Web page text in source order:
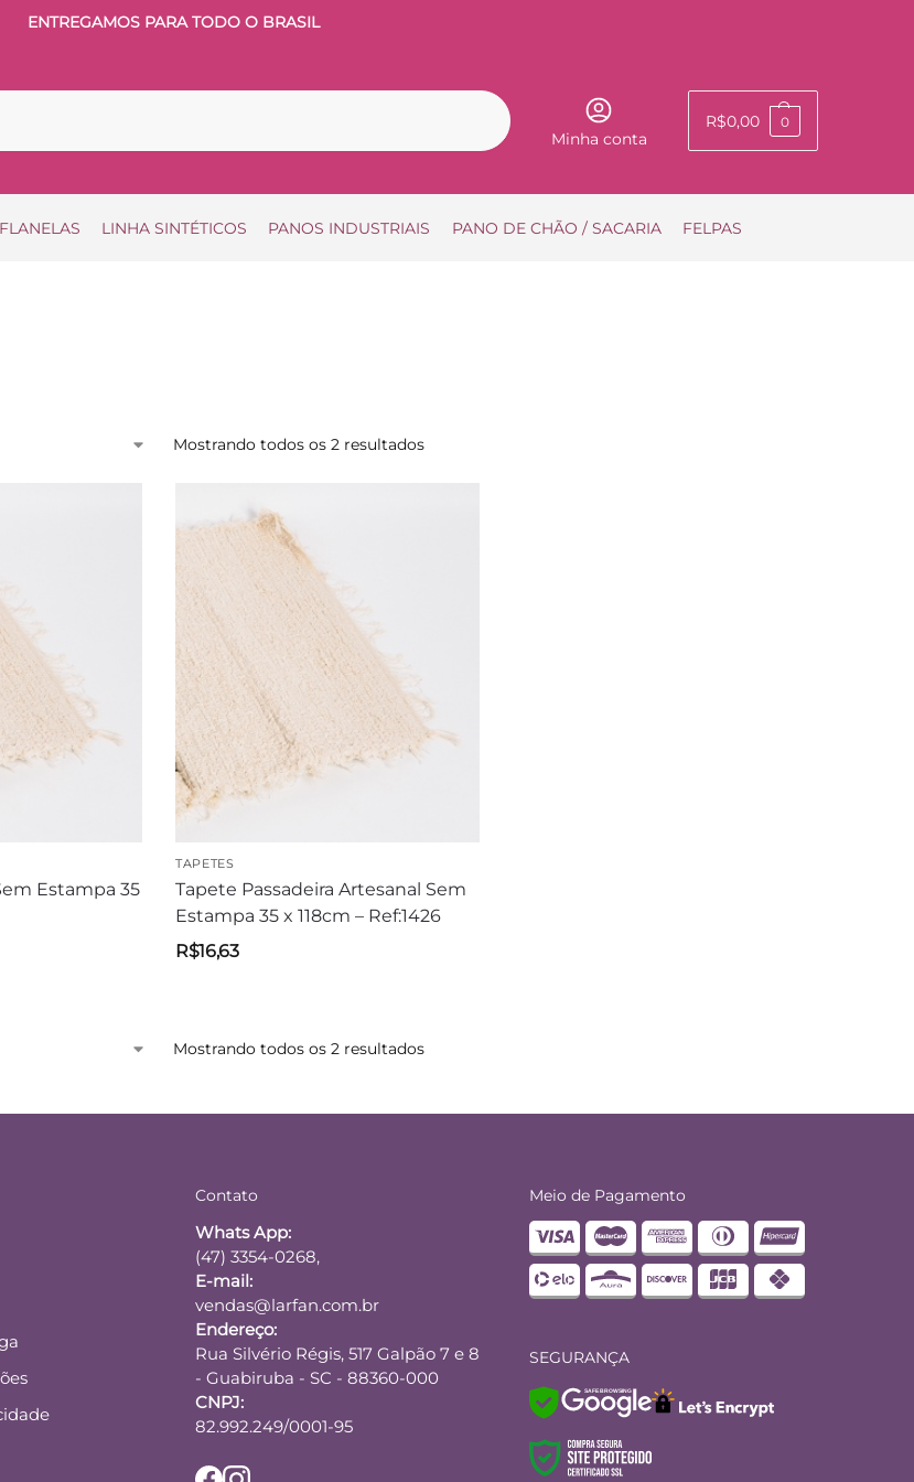
ENTREGAMOS PARA TODO O BRASIL
Pesquisar
Minha conta
R$0,00 0
FLANELAS LINHA SINTÉTICOS PANOS INDUSTRIAIS PANO DE CHÃO / SACARIA FELPAS
Mostrando todos os 2 resultados
Estampa 35
TAPETES
Tapete Passadeira Artesanal Sem
Estampa 35 x 118cm – Ref:1426
R$16,63
Mostrando todos os 2 resultados
Contato
Whats App:
(47) 3354-0268,
E-mail:
vendas@larfan.com.br
Endereço:
Rua Silvério Régis, 517 Galpão 7 e 8
- Guabiruba - SC - 88360-000
CNPJ:
82.992.249/0001-95
Meio de Pagamento
SEGURANÇA
SAFE BROWSING